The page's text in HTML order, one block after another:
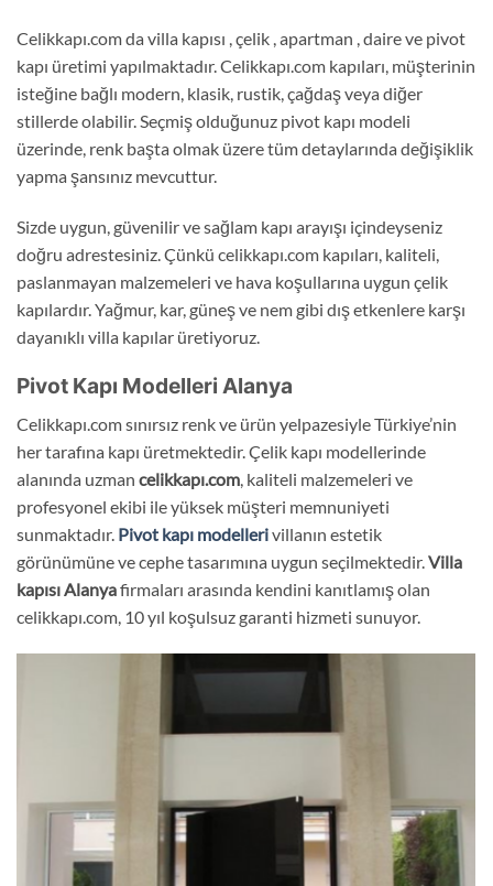
Celikkapı.com da villa kapısı , çelik , apartman , daire ve pivot
kapı üretimi yapılmaktadır. Celikkapı.com kapıları, müşterinin
isteğine bağlı modern, klasik, rustik, çağdaş veya diğer
stillerde olabilir. Seçmiş olduğunuz pivot kapı modeli
üzerinde, renk başta olmak üzere tüm detaylarında değişiklik
yapma şansınız mevcuttur.
Sizde uygun, güvenilir ve sağlam kapı arayışı içindeyseniz
doğru adrestesiniz. Çünkü celikkapı.com kapıları, kaliteli,
paslanmayan malzemeleri ve hava koşullarına uygun çelik
kapılardır. Yağmur, kar, güneş ve nem gibi dış etkenlere karşı
dayanıklı villa kapılar üretiyoruz.
Pivot Kapı Modelleri Alanya
Celikkapı.com sınırsız renk ve ürün yelpazesiyle Türkiye’nin
her tarafına kapı üretmektedir. Çelik kapı modellerinde
alanında uzman celikkapı.com, kaliteli malzemeleri ve
profesyonel ekibi ile yüksek müşteri memnuniyeti
sunmaktadır. Pivot kapı modellerivillanın estetik
görünümüne ve cephe tasarımına uygun seçilmektedir.Villa
kapısı Alanyafirmaları arasında kendini kanıtlamış olan
celikkapı.com, 10 yıl koşulsuz garanti hizmeti sunuyor.